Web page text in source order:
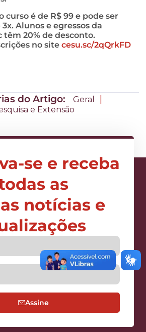
curso é de R$ 99 e pode ser
Alunos e egressos da
têm 20% de desconto.
no site cesu.sc/2qQrkFD
do Artigo: Geral |
e Extensão
se e receba
as
notícias e
Assine